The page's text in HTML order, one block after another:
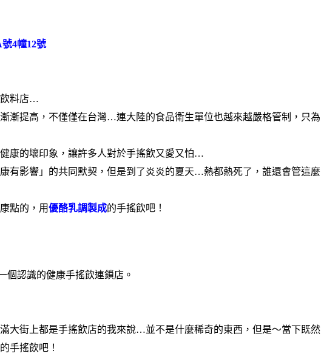
4幢12號
飲料店…
漸提高，不僅僅在台灣…連大陸的食品衛生單位也越來越嚴格管制，只為
康的壞印象，讓許多人對於手搖飲又愛又怕…
有影響」的共同默契，但是到了炎炎的夏天…熱都熱死了，誰還會管這麼
點的，用優酪乳調製成的手搖飲吧！
個認識的健康手搖飲連鎖店。
大街上都是手搖飲店的我來說…並不是什麼稀奇的東西，但是〜當下既然
手搖飲吧！